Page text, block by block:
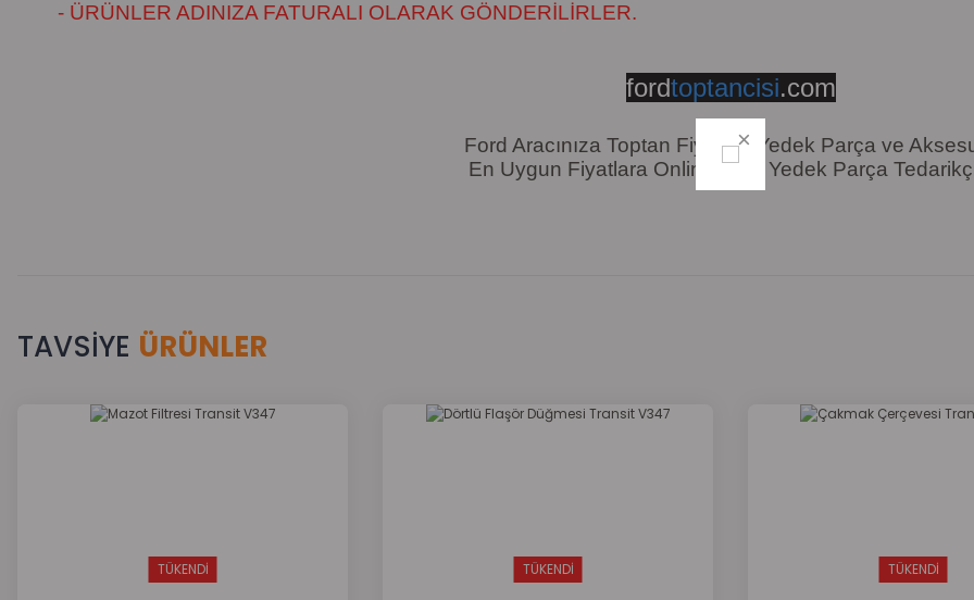
- ÜRÜNLER ADINIZA FATURALI OLARAK GÖNDERİLİRLER.
fordtoptancisi.com
Ford Aracınıza Toptan Fiyatına Yedek Parça ve
En Uygun Fiyatlara Online Ford Yedek Parça
Bu ürünün fiyat bilgisi, resim, ürün açıklamalarında ve diğer konularda yetersiz gördüğünüz noktaları öneri formunu kullanarak
Bu ürüne benzer farklı alternatifler olmalı.
TAVSİYE ÜRÜNLER
TÜKENDİ TÜKENDİ TÜKENDİ